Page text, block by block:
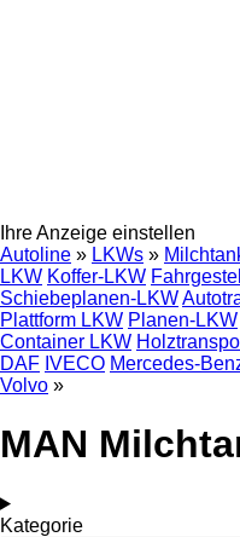
Ihre Anzeige einstellen
Autoline » LKWs »
LKW Koffer-LKW
Schiebeplanen-LKW
Plattform LKW Planen-LKW
Container LKW
DAF IVECO Mercedes-
Volvo »
MAN
Kategorie